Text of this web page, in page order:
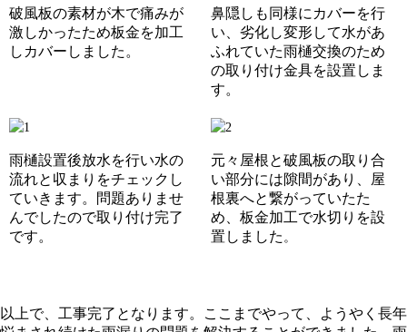
破風板の素材が木で痛みが
激しかったため板金を加工
しカバーしました。
鼻隠しも同様にカバーを行
い、劣化し変形して水があ
ふれていた雨樋交換のため
の取り付け金具を設置しま
す。
雨樋設置後放水を行い水の
流れと収まりをチェックし
ていきます。問題ありませ
んでしたので取り付け完了
です。
元々屋根と破風板の取り合
い部分には隙間があり、屋
根裏へと繋がっていたた
め、板金加工で水切りを設
置しました 。
以上で、工事完了となります。
ここまでやって、ようやく長年